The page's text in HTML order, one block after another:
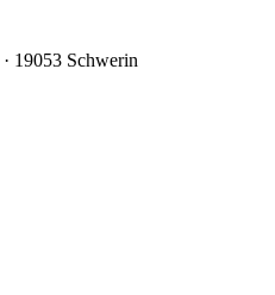
19053 Schwerin